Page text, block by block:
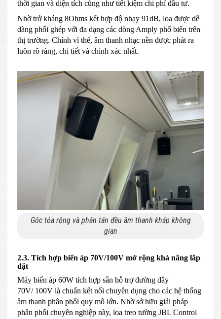
thời gian và diện tích cũng như tiết kiệm chi phí đầu tư.
Nhờ trở kháng 8Ohms kết hợp độ nhạy 91dB, loa được dễ
dàng phối ghép với đa dạng các dòng Amply phổ biến trên
thị trường. Chính vì thế, âm thanh nhạc nền được phát ra
luôn rõ ràng, chi tiết và chính xác nhất.
Góc tỏa rộng và phân tán đều âm thanh khắp không
gian
2.3. Tích hợp biến áp 70V/100V mở rộng khả năng lắp
đặt
Máy biến áp 60W tích hợp sẵn hỗ trợ đường dây
70V/ 100V là chuẩn kết nối chuyên dụng cho các hệ thống
âm thanh phân phối quy mô lớn. Nhờ sở hữu giải pháp
phân phối chuyên nghiệp này, loa treo tường JBL Control